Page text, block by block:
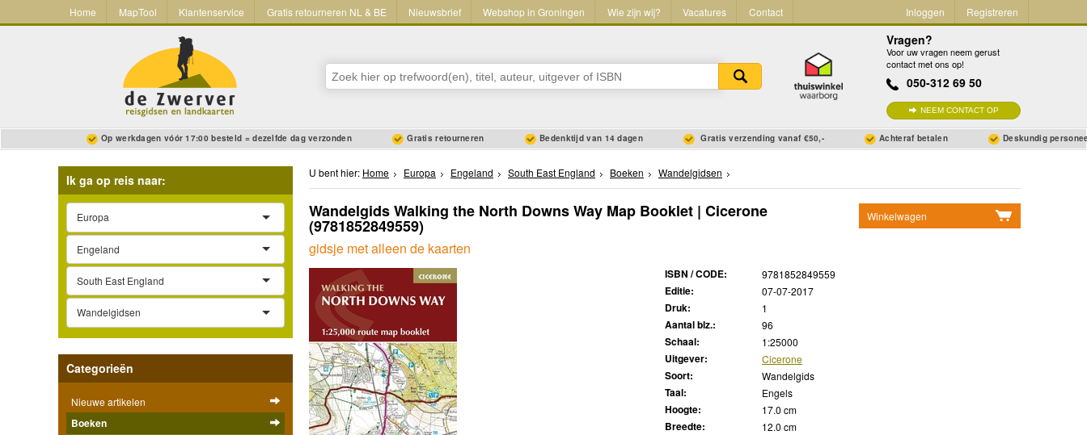
Home MapTool Klantenservice Gratis retourneren NL & BE Nieuwsbrief Webshop in Groningen Wie zijn wij? Vacatures Contact Inloggen Registreren
Vragen?
Voor uw vragen neem gerust
contact met ons op!
050-312 69 50
NEEM CONTACT OP
Op werkdagen vóór 17:00 besteld = dezelfde dag verzonden Gratis retourneren Bedenktijd van 14 dagen Gratis verzending vanaf €50,- Achteraf betalen Deskundig
Ik ga op reis naar:
Europa
Engeland
South East England
Wandelgidsen
Categorieën
Nieuwe artikelen
Boeken
U bent hier: Home Europa Engeland South East England Boeken Wandelgidsen
Winkelwagen
Wandelgids Walking the North Downs Way Map Booklet | Cicerone
(9781852849559)
gidsje met alleen de kaarten
ISBN / CODE: 9781852849559
Editie: 07-07-2017
Druk: 1
Aantal blz.: 96
Schaal: 1:25000
Uitgever: Cicerone
Soort: Wandelgids
Taal: Engels
Hoogte: 17.0 cm
Breedte: 12.0 cm